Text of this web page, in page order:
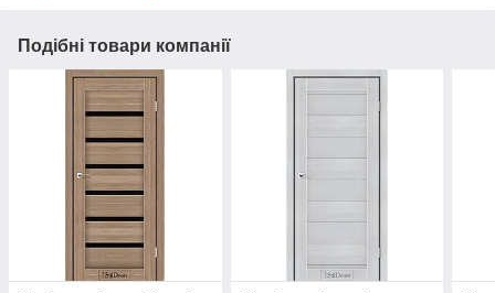
Подібні товари компанії